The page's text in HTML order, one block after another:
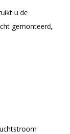
u de
gemonteerd,